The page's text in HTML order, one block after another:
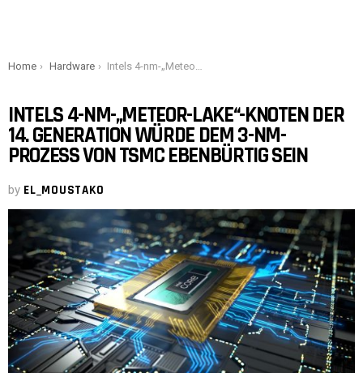
You are here:
Home Hardware Intels 4-nm-„Meteor-Lake“-Knoten der 14. Generation würde dem 3-nm-Prozess von TSMC ebenbürtig sein
INTELS 4-NM-„METEOR-LAKE“-KNOTEN DER
14. GENERATION WÜRDE DEM 3-NM-
PROZESS VON TSMC EBENBÜRTIG SEIN
by EL_MOUSTAKO